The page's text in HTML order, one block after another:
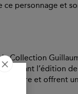
personnage et
Collection
l’édition
l’autre et offrent